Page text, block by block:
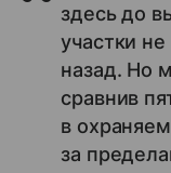
здесь до
участки
назад. Но
сравнив
в
за